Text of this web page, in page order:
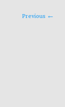
←
Previous